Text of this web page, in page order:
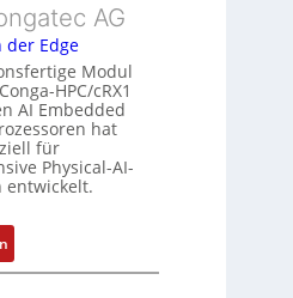
ü
b
e
r
w
a
c
h
u
n
g
i
s
t
u
n
g
e
E
t
h
e
r
c
a
t
-
A
AG
der Edge
Modul
HPC/cRX1
AI Embedded
hat
für
Physical-AI-
entwickelt.
:
P